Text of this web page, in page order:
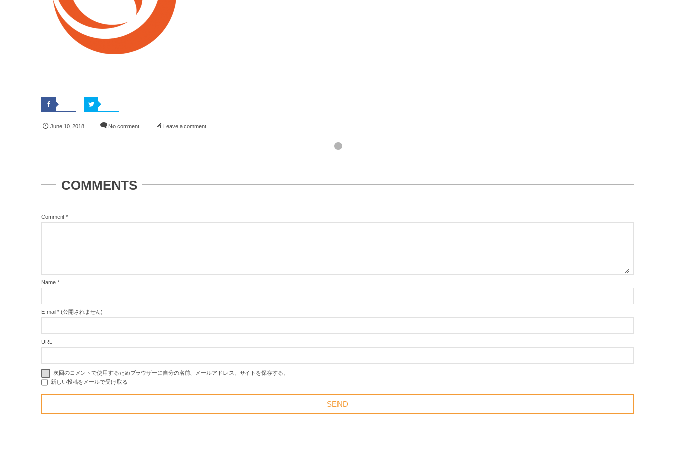
June 10,2018 No comment Leave a comment
COMMENTS
Comment *
Name *
E-mail * (公開されません)
URL
次回のコメントで使用するためブラウザーに自分の名前、メールアドレス、サイトを保存する。
新しい投稿をメールで受け取る